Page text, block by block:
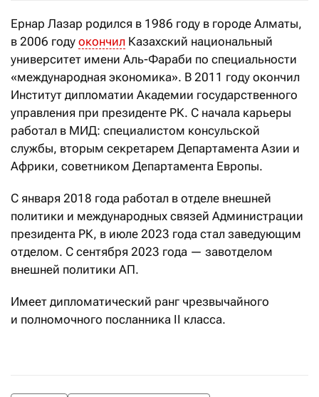
Ернар Лазар родился в 1986 году в городе Алматы,
в 2006 году окончил Казахский национальный
университет имени Аль-Фараби по специальности
«международная экономика». В 2011 году окончил
Институт дипломатии Академии государственного
управления при президенте РК. С начала карьеры
работал в МИД: специалистом консульской
службы, вторым секретарем Департамента Азии и
Африки, советником Департамента Европы.
С января 2018 года работал в отделе внешней
политики и международных связей Администрации
президента РК, в июле 2023 года стал заведующим
отделом. С сентября 2023 года — завотделом
внешней политики АП.
Имеет дипломатический ранг чрезвычайного
и полномочного посланника II класса.